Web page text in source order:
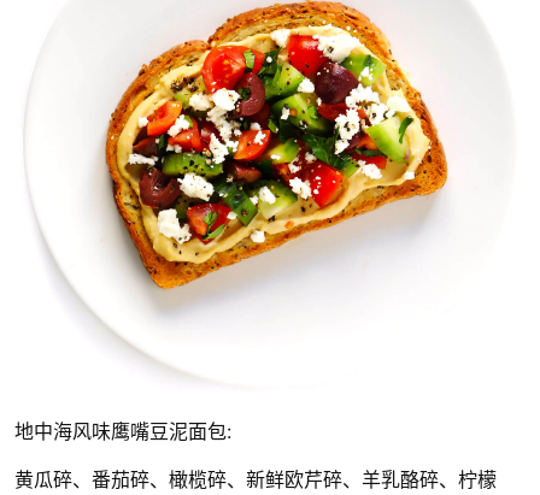
地中海风味鹰嘴豆泥面包:
黄瓜碎、番茄碎、橄榄碎、新鲜欧芹碎、羊乳酪碎、柠檬